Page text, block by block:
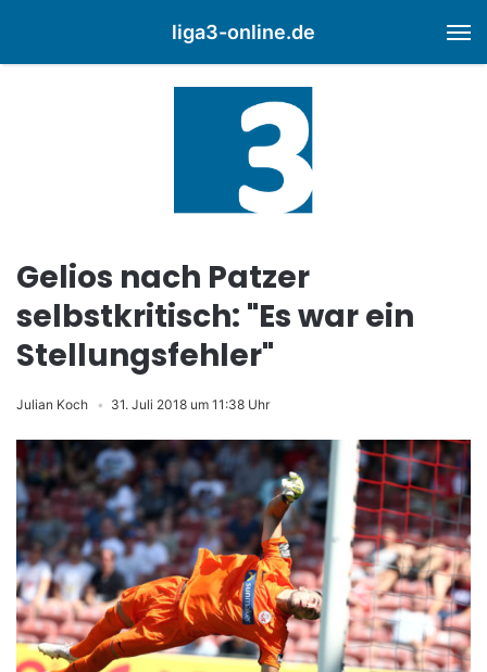
liga3-online.de
Gelios nach Patzer
selbstkritisch: "Es war ein
Stellungsfehler"
Julian Koch 31. Juli 2018 um 11:38 Uhr